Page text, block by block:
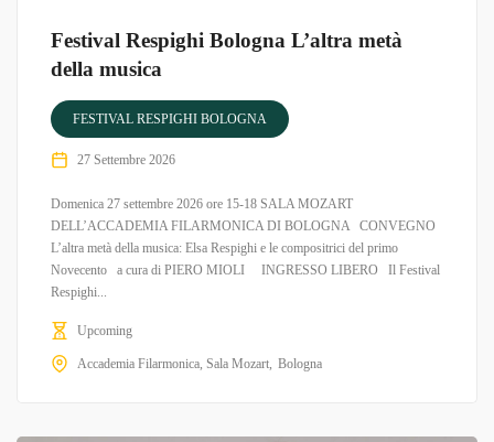
Festival Respighi Bologna L’altra metà
della musica
FESTIVAL RESPIGHI BOLOGNA
27 Settembre 2026
Domenica 27 settembre 2026 ore 15-18 SALA MOZART
DELL’ACCADEMIA FILARMONICA DI BOLOGNA CONVEGNO
L’altra metà della musica: Elsa Respighi e le compositrici del primo
Novecento a cura di PIERO MIOLI INGRESSO LIBERO Il Festival
Respighi...
Upcoming
Accademia Filarmonica, Sala Mozart Bologna